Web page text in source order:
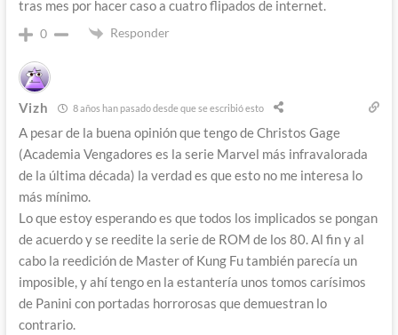
tras mes por hacer caso a cuatro flipados de internet.
0 Responder
Vizh 8 años han pasado desde que se escribió esto
A pesar de la buena opinión que tengo de Christos Gage
(Academia Vengadores es la serie Marvel más infravalorada
de la última década) la verdad es que esto no me interesa lo
más mínimo.
Lo que estoy esperando es que todos los implicados se pongan
de acuerdo y se reedite la serie de ROM de los 80. Al fin y al
cabo la reedición de Master of Kung Fu también parecía un
imposible, y ahí tengo en la estantería unos tomos carísimos
de Panini con portadas horrorosas que demuestran lo
contrario.